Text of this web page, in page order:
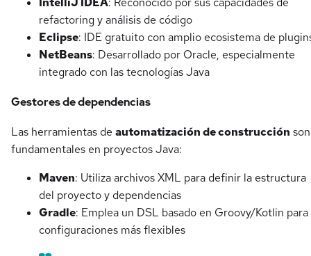
refactoring y análisis de código
Eclipse: IDE gratuito con amplio ecosistema de
NetBeans: Desarrollado por Oracle, especialmente
integrado con las tecnologías Java
Gestores de dependencias
Las herramientas de automatización de construcción son
fundamentales en proyectos Java:
Maven: Utiliza archivos XML para definir la estructura
del proyecto y dependencias
Gradle: Emplea un DSL basado en Groovy/Kotlin para
configuraciones más flexibles